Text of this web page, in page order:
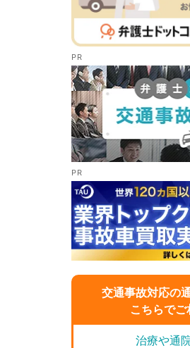
交通事故対応の
こちらで
治療や通